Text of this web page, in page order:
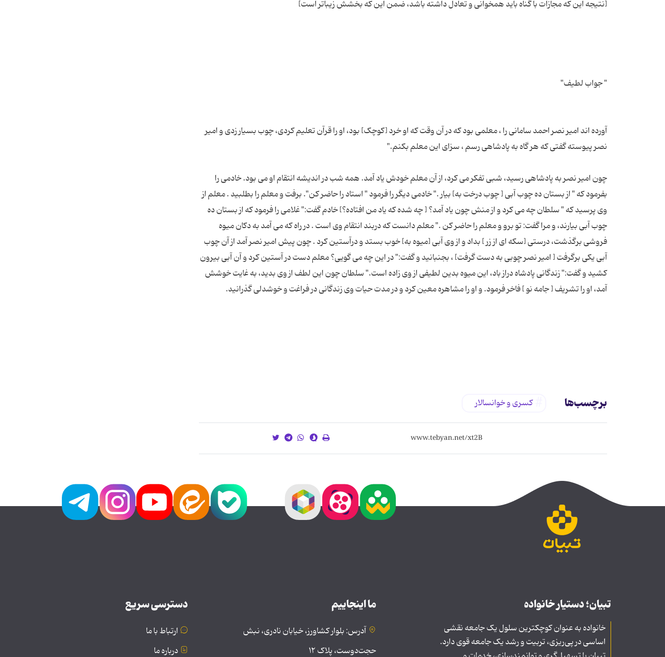
آورده اند امیر نصر احمد سامانی را ، معلمی بود که در آن وقت که او خرد [کوچک] بود، او را قرآن تعلیم کردی، چوب بسیار زدی و امیر
چون امیر نصر به پادشاهی رسید، شبی تفکر می کرد، از آن معلم خودش یاد آمد. همه شب در اندیشه انتقام او می بود. خادمی را
بفرمود که " از بستان ده چوب آبی [ چوب درخت به] بیار ." خادمی دیگر را فرمود " استاد را حاضر کن". برفت و معلم را بطلبید . معلم از
وی پرسید که " سلطان چه می کرد و از منش چون یاد آمد؟ [ چه شده که یاد من افتاده؟] خادم گفت:" غلامی را فرمود که از بستان ده
چوب آبی بیارند، و مرا گفت: تو برو و معلم را حاضر کن ." معلم دانست که دربند انتقام وی است . در راه که می آمد به دکان میوه
فروشی برگذشت، درستی [سکه ای از زر ] بداد و از وی آبی [میوه به] خوب بستد و درآستین کرد . چون پیش امیر نصر آمد از آن چوب
آبی یکی برگرفت [ امیر نصر چوبی به دست گرفت] ، بجنبانید و گفت:" در این چه می گویی؟ معلم دست در آستین کرد و آن آبی بیرون
کشید و گفت:" زندگانی پادشاه دراز باد، این میوه بدین لطیفی از وی زاده است." سلطان چون این لطف از وی بدید، به غایت خوشش
برچسب‌ها کسری و خوانسالار
تبیان؛ دستیار خانواده
خانواده به عنوان کوچکترین سلول یک جامعه نقشی
اساسی در پی‌ریزی، تربیت و رشد یک جامعه قوی دارد.
ما اینجاییم
آدرس: بلوار کشاورز، خیابان نادری، نبش
حجت‌دوست، پلاک ۱۲
دسترسی سریع
ارتباط با ما
درباره ما